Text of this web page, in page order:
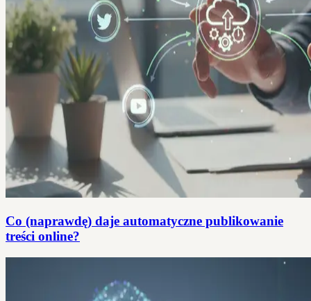
Co (naprawdę) daje automatyczne publikowanie
treści online?